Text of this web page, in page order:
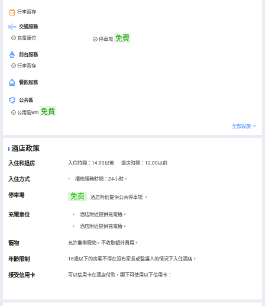
行李寄存
交通服務
充電車位 停車場 免費
前台服務
行李寄存
餐飲服務
公共區
公用區wifi 免費
全部設施
酒店政策
入住和退房 入住時間：14:00以後 退房時間：12:00以前
入住方式 櫃枱服務時間：24小時。
停車場 免费 酒店附近提供公共停車場 。
充電車位 •
酒店附近提供充電樁。
•
酒店附近提供充電樁。
寵物 允許攜帶寵物，不收取額外費用。
年齡限制 18歲以下的房客不得在沒有家長或監護人的情況下入住酒店。
接受信用卡 可以信用卡在酒店付款，閣下可使用以下信用卡：